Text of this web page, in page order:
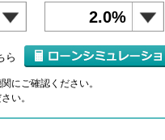
2.0%
ら
にご確認ください。
い。